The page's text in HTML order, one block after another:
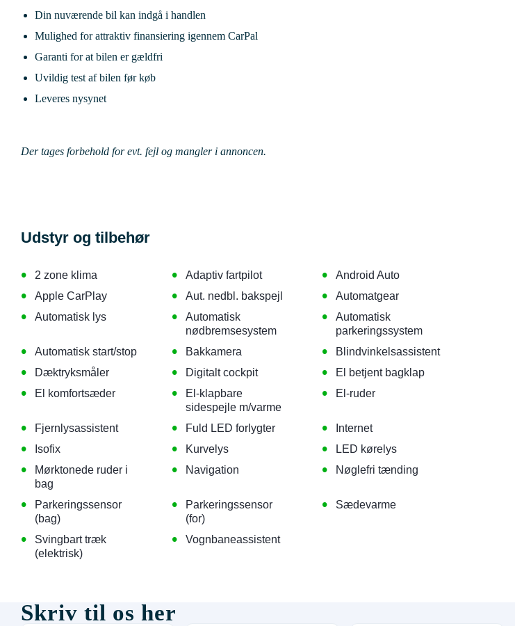
Din nuværende bil kan indgå i handlen
Mulighed for attraktiv finansiering igennem CarPal
Garanti for at bilen er gældfri
Uvildig test af bilen før køb
Leveres nysynet
Der tages forbehold for evt. fejl og mangler i annoncen.
Udstyr og tilbehør
• 2 zone klima • Adaptiv fartpilot • Android Auto
• Apple CarPlay • Aut. nedbl. bakspejl • Automatgear
• Automatisk lys •
Automatisk
nødbremsesystem
•
Automatisk
parkeringssystem
• Automatisk start/stop • Bakkamera • Blindvinkelsassistent
• Dæktryksmåler • Digitalt cockpit • El betjent bagklap
• El komfortsæder •
El-klapbare
sidespejle m/varme
• El-ruder
• Fjernlysassistent • Fuld LED forlygter • Internet
• Isofix • Kurvelys • LED kørelys
•
Mørktonede ruder i
bag
• Navigation • Nøglefri tænding
•
Parkeringssensor
(bag)
•
Parkeringssensor
(for)
• Sædevarme
•
Svingbart træk
(elektrisk)
• Vognbaneassistent
Skriv til os her